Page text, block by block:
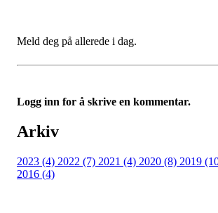
Meld deg på allerede i dag.
Logg inn for å skrive en kommentar.
Arkiv
2023 (4) 2022 (7) 2021 (4) 2020 (8) 2019
2016 (4)